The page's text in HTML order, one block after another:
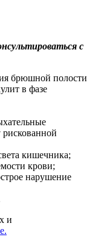
с
брюшной полости
в фазе
кишечника;
крови;
нарушение
и